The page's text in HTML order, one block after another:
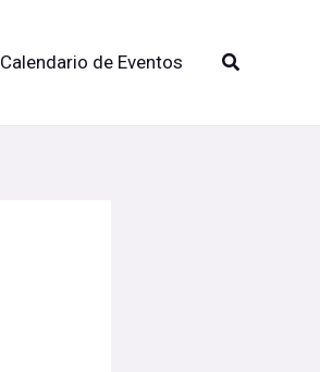
Calendario de Eventos Buscar